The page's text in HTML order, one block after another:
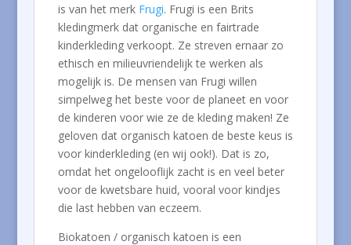
is van het merk Frugi. Frugi is een Brits
kledingmerk dat organische en fairtrade
kinderkleding verkoopt. Ze streven ernaar zo
ethisch en milieuvriendelijk te werken als
mogelijk is. De mensen van Frugi willen
simpelweg het beste voor de planeet en voor
de kinderen voor wie ze de kleding maken! Ze
geloven dat organisch katoen de beste keus is
voor kinderkleding (en wij ook!). Dat is zo,
omdat het ongelooflijk zacht is en veel beter
voor de kwetsbare huid, vooral voor kindjes
die last hebben van eczeem.
Biokatoen / organisch katoen is een